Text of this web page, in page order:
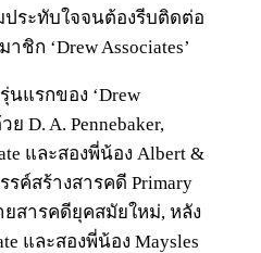
ประทับใจจนต้องรีบติดต่อ
ก ‘Drew Associates’
นแรกของ ‘Drew
ย D. A. Pennebaker,
และสองพี่น้อง Albert &
รค์สร้างสารคดี Primary
สารคดียุคสมัยใหม่, หลัง
และสองพี่น้อง Maysles